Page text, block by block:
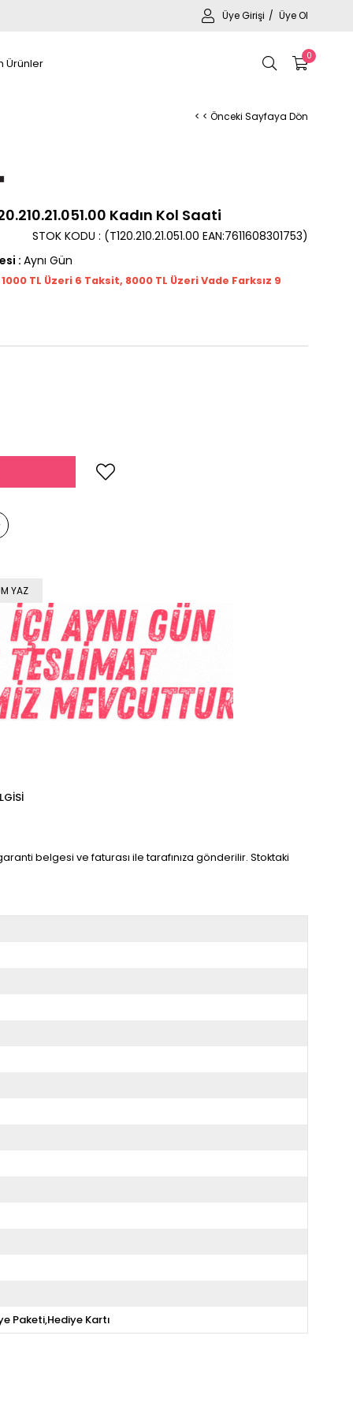
Üye Girişi Üye Ol
0
Ürünler
< < Önceki Sayfaya Dön
Kadın Kol Saati
(T120.210.21.051.00 EAN:7611608301753)
STOK KODU
: Aynı Gün
TL Üzeri 6 Taksit, 8000 TL Üzeri Vade Farksız 9
YAZ
belgesi ve faturası ile tarafınıza gönderilir. Stoktaki
Paketi,Hediye Kartı